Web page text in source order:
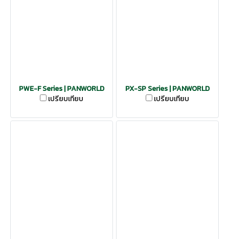
PWE-F Series | PANWORLD
เปรียบเทียบ
PX-SP Series | PANWORLD
เปรียบเทียบ